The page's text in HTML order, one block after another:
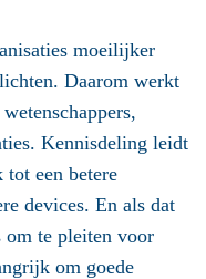
moeilijker
Daarom werkt
Kennisdeling leidt
tot een betere
devices. En als dat
om te pleiten voor
om goede